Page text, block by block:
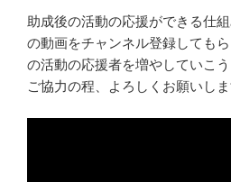
助成後の活動の応援ができる仕
の動画をチャンネル登録しても
の活動の応援者を増やしていこう
ご協力の程、よろしくお願いしま